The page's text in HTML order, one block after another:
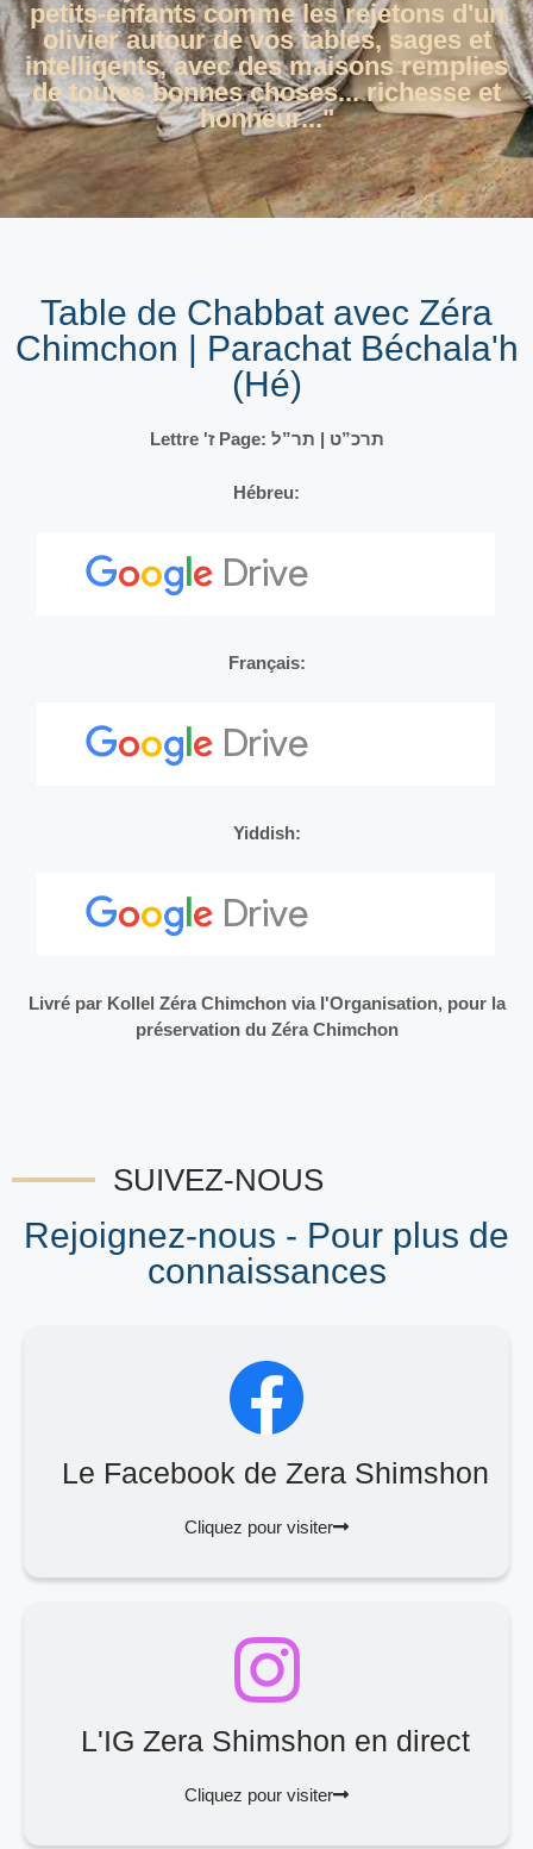
petits-enfants comme les rejetons d'un
olivier autour de vos tables, sages et
intelligents, avec des maisons remplies
de toutes bonnes choses... richesse et
honneur..."
Table de Chabbat avec Zéra
Chimchon | Parachat Béchala'h
(Hé)
Lettre 'ז Page: תרכ”ט | תר”ל
Hébreu:
Français:
Yiddish:
Livré par Kollel Zéra Chimchon via l'Organisation, pour la
préservation du Zéra Chimchon
SUIVEZ-NOUS
Rejoignez-nous - Pour plus de
connaissances
Le Facebook de Zera Shimshon
Cliquez pour visiter
L'IG Zera Shimshon en direct
Cliquez pour visiter